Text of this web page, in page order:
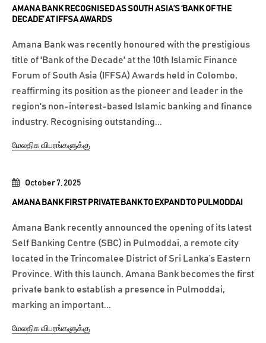
October 7, 2025
AMANA BANK FIRST PRIVATE BANK TO EXPAND TO PULMODDAI
Amana Bank recently announced the opening of its latest
Self Banking Centre (SBC) in Pulmoddai, a remote city
located in the Trincomalee District of Sri Lanka’s Eastern
Province. With this launch, Amana Bank becomes the first
private bank to establish a presence in Pulmoddai,
marking an important...
மேலதிக விபரங்களுக்கு
AMANA BANK RECOGNISED AS SOUTH ASIA’S ‘BANK OF THE
DECADE’ AT IFFSA AWARDS
Amana Bank was recently honoured with the prestigious
title of 'Bank of the Decade' at the 10th Islamic Finance
Forum of South Asia (IFFSA) Awards held in Colombo,
reaffirming its position as the pioneer and leader in the
region's non-interest-based Islamic banking and finance
industry. Recognising outstanding...
மேலதிக விபரங்களுக்கு